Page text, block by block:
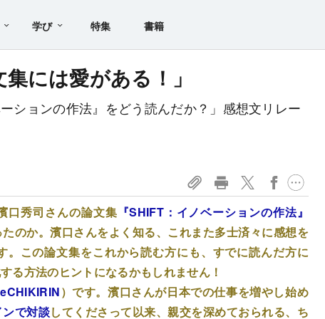
学び 特集 書籍
には愛がある！」
ションの作法』をどう読んだか？」感想文リレー
口秀司さんの論文集 『SHIFT：イノベーションの作法』
のか。濱口さんをよく知る、これまた多士済々に感想を
この論文集をこれから読む方にも、すでに読んだ方に
る方法のヒントになるかもしれません！
）です。濱口さんが日本での仕事を増やし始め
で対談してくださって以来、親交を深めておられる、ち